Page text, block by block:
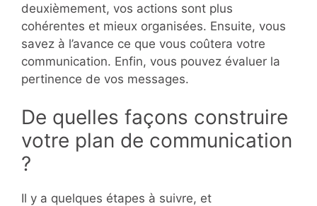
deuxièmement, vos actions sont plus
cohérentes et mieux organisées. Ensuite, vous
savez à l’avance ce que vous coûtera votre
communication. Enfin, vous pouvez évaluer la
pertinence de vos messages.
De quelles façons construire
votre plan de communication
?
Il y a quelques étapes à suivre, et